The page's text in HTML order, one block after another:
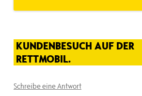
KUNDENBESUCH AUF DER
RETTMOBIL.
Schreibe eine Antwort